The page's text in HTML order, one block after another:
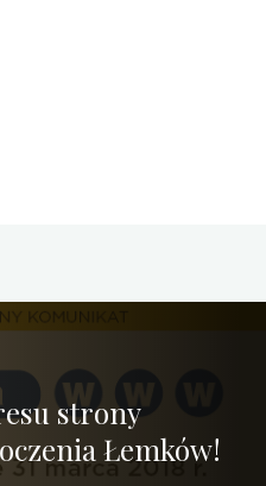
strony
Łemków!